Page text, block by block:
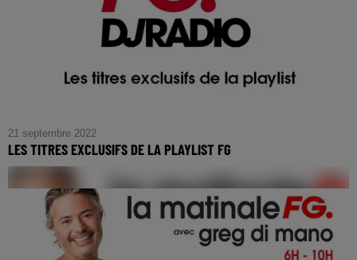
21 septembre 2022
LES TITRES EXCLUSIFS DE LA PLAYLIST FG